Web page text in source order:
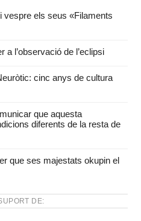
vespre els seus «Filaments
a l’observació de l’eclipsi
cinc anys de cultura
que aquesta
diferents de la resta de
que ses majestats okupin el
DE: